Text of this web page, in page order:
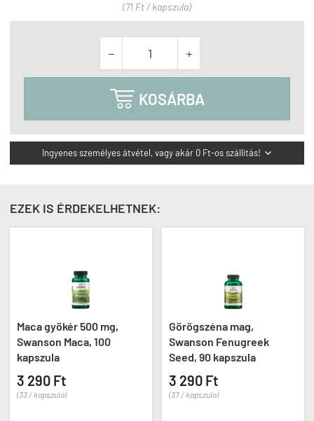
(71 Ft / kapszula)
 
 KOSÁRBA
Ingyenes személyes átvétel, vagy akár 0 Ft-os szállítás! 
EZEK IS ÉRDEKELHETNEK:
mg,
Görögszéna mag,
Swanson Fenugreek
Meggy 25:1 arányú
kivonat 465 mg,
HiActives Tart